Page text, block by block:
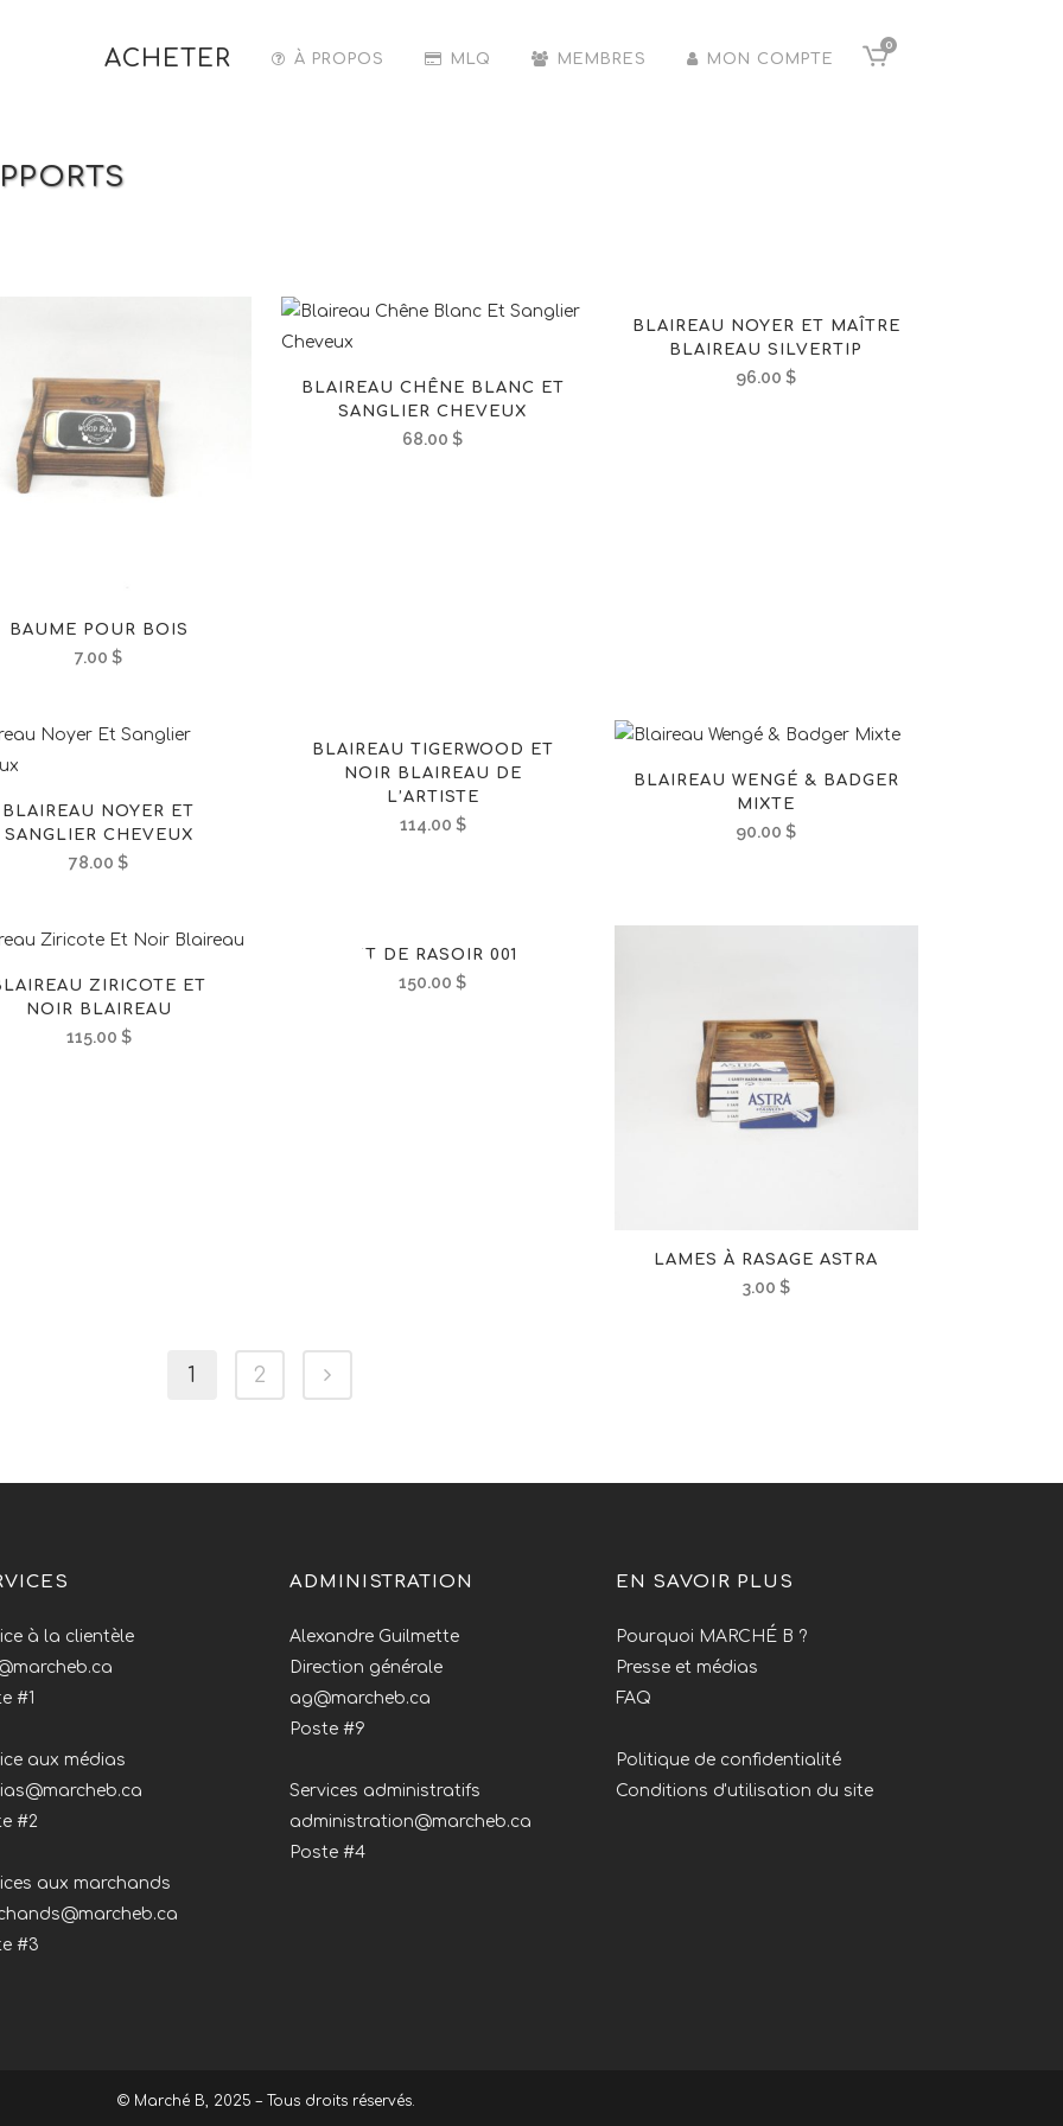
0
ACHETER À PROPOS MLQ MEMBRES MON COMPTE
BAUME POUR BOIS
7.00$
BLAIREAU CHÊNE BLANC ET
SANGLIER CHEVEUX
68.00$
BLAIREAU NOYER ET MAÎTRE
BLAIREAU SILVERTIP
96.00$
BLAIREAU NOYER ET
SANGLIER CHEVEUX
78.00$
BLAIREAU TIGERWOOD ET
NOIR BLAIREAU DE
L’ARTISTE
114.00 $
BLAIREAU WENGÉ & BADGER
MIXTE
90.00$
ZIRICOTE ET
NOIR BLAIREAU
115.00 $
KIT DE RASOIR 001
150.00$
LAMES À RASAGE ASTRA
3.00 $
1 2
à la clientèle
#1
aux médias
#2
aux marchands
#3
ADMINISTRATION
Alexandre Guilmette
Direction générale
ag@marcheb.ca
Poste #9
Services administratifs
administration@marcheb.ca
Poste #4
EN SAVOIR PLUS
Pourquoi MARCHÉ B ?
Presse et médias
FAQ
Politique de confidentialité
Conditions d'utilisation du site
© Marché B, 2025 – Tous droits réservés.